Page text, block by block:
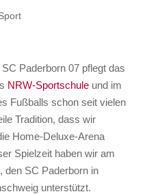
Paderborn 07 pflegt das
NRW-Sportschuleund im
Fußballs schon seit vielen
Tradition, dass wir
Home-Deluxe-Arena
Spielzeit haben wir am
den SC Paderborn in
unterstützt.